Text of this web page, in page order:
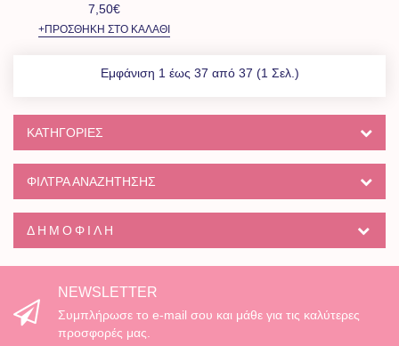
7,50€
+ΠΡΟΣΘΉΚΗ ΣΤΟ ΚΑΛΆΘΙ
Εμφάνιση 1 έως 37 από 37 (1 Σελ.)
ΚΑΤΗΓΟΡΊΕΣ
ΦΙΛΤΡΑ ΑΝΑΖΗΤΗΣΗΣ
ΔΗΜΟΦΙΛΉ
NEWSLETTER
Συμπλήρωσε το e-mail σου και μάθε για τις καλύτερες
προσφορές μας.